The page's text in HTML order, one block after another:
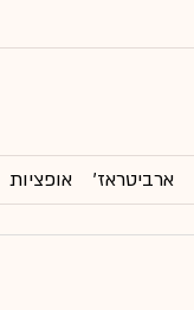
ארביטראז' אופציות